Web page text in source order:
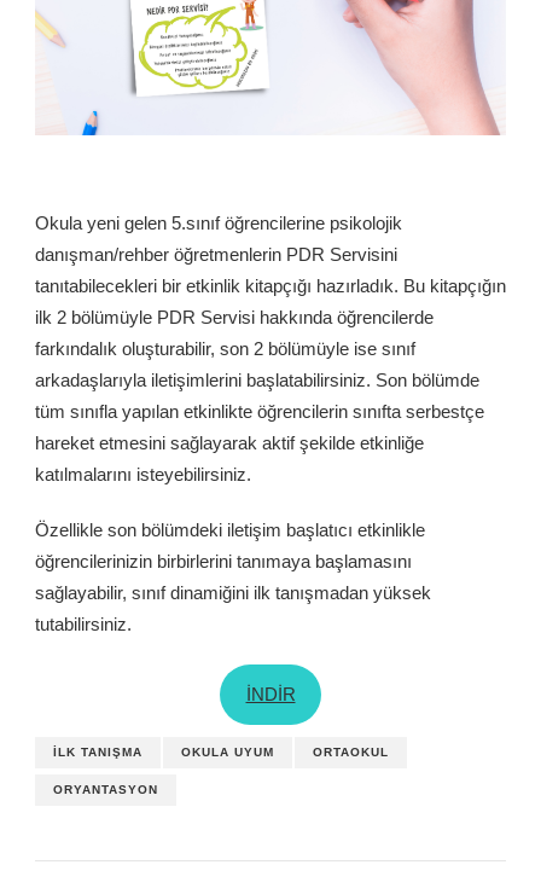
Okula yeni gelen 5.sınıf öğrencilerine psikolojik
danışman/rehber öğretmenlerin PDR Servisini
tanıtabilecekleri bir etkinlik kitapçığı hazırladık. Bu kitapçığın
ilk 2 bölümüyle PDR Servisi hakkında öğrencilerde
farkındalık oluşturabilir, son 2 bölümüyle ise sınıf
arkadaşlarıyla iletişimlerini başlatabilirsiniz. Son bölümde
tüm sınıfla yapılan etkinlikte öğrencilerin sınıfta serbestçe
hareket etmesini sağlayarak aktif şekilde etkinliğe
katılmalarını isteyebilirsiniz.
Özellikle son bölümdeki iletişim başlatıcı etkinlikle
öğrencilerinizin birbirlerini tanımaya başlamasını
sağlayabilir, sınıf dinamiğini ilk tanışmadan yüksek
tutabilirsiniz.
İNDİR
İLK TANIŞMA OKULA UYUM ORTAOKUL
ORYANTASYON